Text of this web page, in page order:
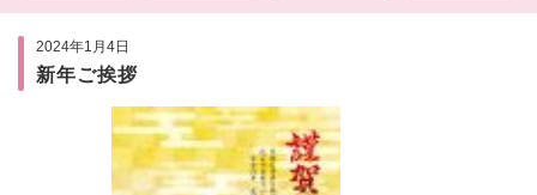
2024年1月4日
新年ご挨拶